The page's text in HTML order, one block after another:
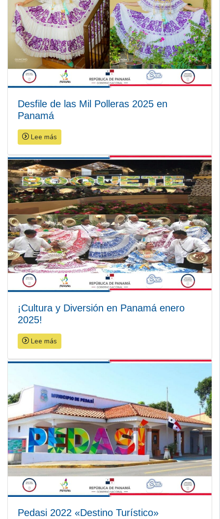
Desfile de las Mil Polleras 2025 en
Panamá
Lee más
¡Cultura y Diversión en Panamá enero
2025!
Lee más
Pedasi 2022 «Destino Turístico»